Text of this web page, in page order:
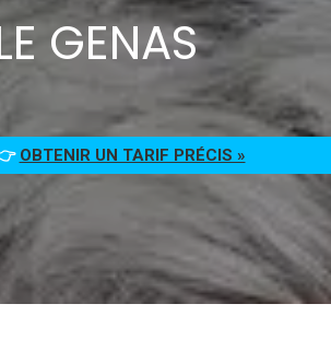
GENAS
OBTENIR UN TARIF PRÉCIS »